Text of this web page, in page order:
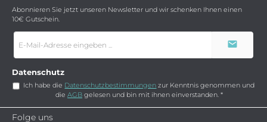
Abonnieren Sie jetzt unseren Newsletter und wir schenken Ihnen einen
10€ Gutschein.
E-
Mail-
*
Datenschutz
Ich habe die Datenschutzbestimmungen zur Kenntnis genommen und
dieAGB gelesen und bin mit ihnen einverstanden.*
Folge uns